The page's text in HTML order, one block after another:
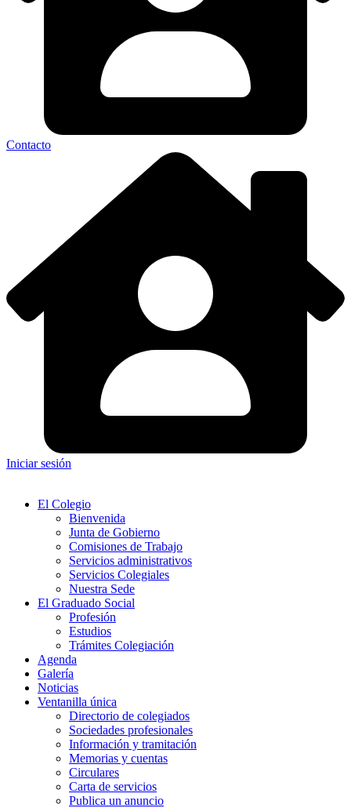
Contacto
Iniciar sesión
El Colegio
Bienvenida
Junta de Gobierno
Comisiones de Trabajo
Servicios administrativos
Servicios Colegiales
Nuestra Sede
El Graduado Social
Profesión
Estudios
Trámites Colegiación
Agenda
Galería
Noticias
Ventanilla única
Directorio de colegiados
Sociedades profesionales
Información y tramitación
Memorias y cuentas
Circulares
Carta de servicios
Publica un anuncio